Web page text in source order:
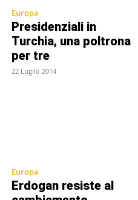
Europa
Presidenziali in
Turchia, una poltrona
per tre
22 Luglio 2014
Europa
Erdogan resiste al